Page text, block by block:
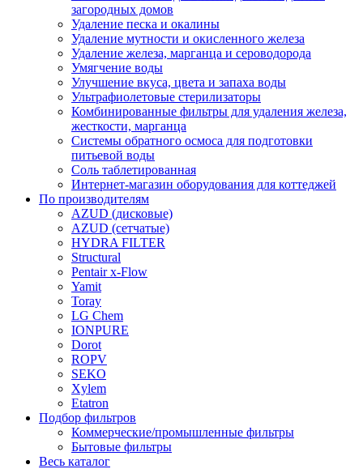
загородных домов
Удаление песка и окалины
Удаление мутности и окисленного железа
Удаление железа, марганца и сероводорода
Умягчение воды
Улучшение вкуса, цвета и запаха воды
Ультрафиолетовые стерилизаторы
Комбинированные фильтры для удаления железа,
жесткости, марганца
Системы обратного осмоса для подготовки
питьевой воды
Соль таблетированная
Интернет-магазин оборудования для коттеджей
По производителям
AZUD (дисковые)
AZUD (сетчатые)
HYDRA FILTER
Structural
Pentair x-Flow
Yamit
Toray
LG Chem
IONPURE
Dorot
ROPV
SEKO
Xylem
Etatron
Подбор фильтров
Коммерческие/промышленные фильтры
Бытовые фильтры
Весь каталог